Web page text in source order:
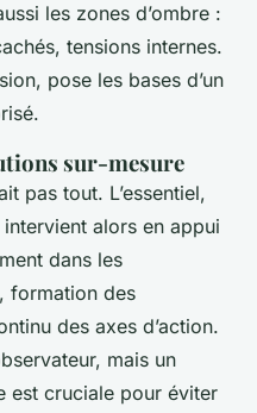
les zones d’ombre :
tensions internes.
pose les bases d’un
sur-mesure
pas tout. L’essentiel,
intervient alors en appui
dans les
formation des
des axes d’action.
mais un
est cruciale pour éviter